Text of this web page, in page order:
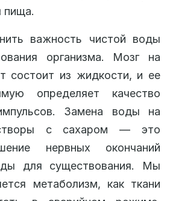
пища.
важность чистой воды
организма. Мозг на
состоит из жидкости, и ее
определяет качество
Замена воды на
с сахаром — это
нервных окончаний
для существования. Мы
метаболизм, как ткани